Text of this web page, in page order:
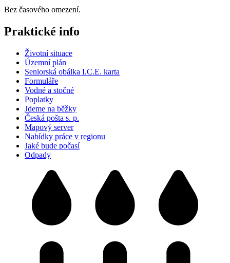
Bez časového omezení.
Praktické info
Životní situace
Územní plán
Seniorská obálka I.C.E. karta
Formuláře
Vodné a stočné
Poplatky
Jdeme na běžky
Česká pošta s. p.
Mapový server
Nabídky práce v regionu
Jaké bude počasí
Odpady